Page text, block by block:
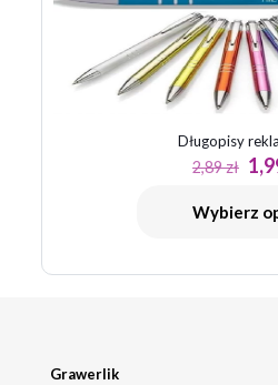
Długopisy
2,89zł
Wybierz
Grawerlik